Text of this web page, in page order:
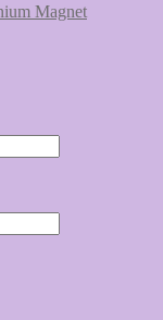
Magnet